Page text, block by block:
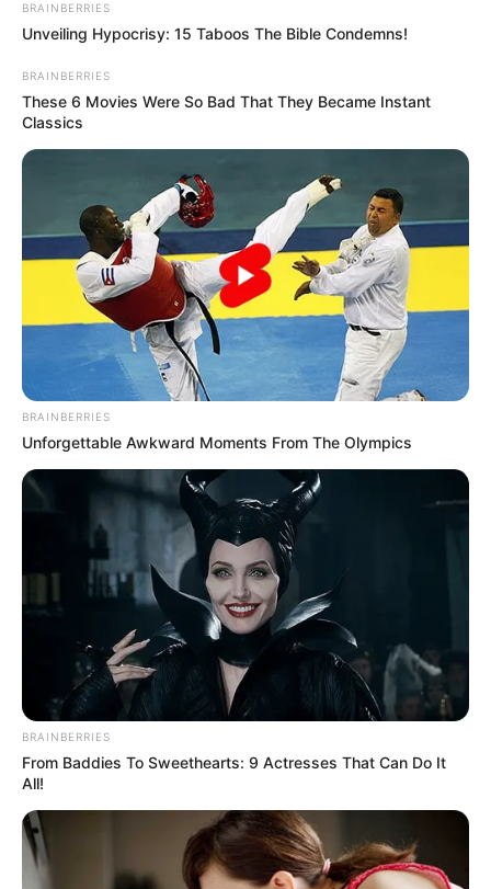
BRAINBERRIES
Unveiling Hypocrisy: 15 Taboos The Bible Condemns!
BRAINBERRIES
These 6 Movies Were So Bad That They Became Instant
Classics
BRAINBERRIES
Unforgettable Awkward Moments From The Olympics
BRAINBERRIES
From Baddies To Sweethearts: 9 Actresses That Can Do It
All!